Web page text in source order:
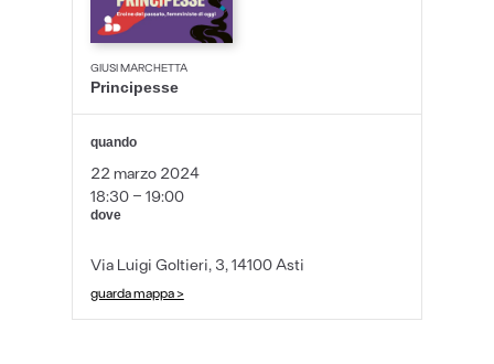
GIUSI MARCHETTA
Principesse
quando
22 marzo 2024
18:30 - 19:00
dove
Via Luigi Goltieri, 3, 14100 Asti
guarda mappa >